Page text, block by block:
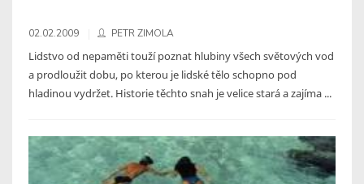
02.02.2009 PETR ZIMOLA
Lidstvo od nepaměti touží poznat hlubiny všech světových vod
a prodloužit dobu, po kterou je lidské tělo schopno pod
hladinou vydržet. Historie těchto snah je velice stará a zajíma ...